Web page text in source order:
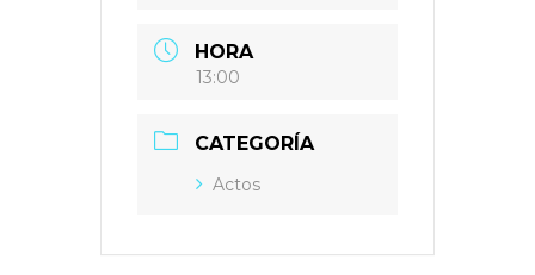
HORA
13:00
CATEGORÍA
Actos